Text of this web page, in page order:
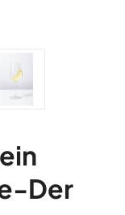
Der